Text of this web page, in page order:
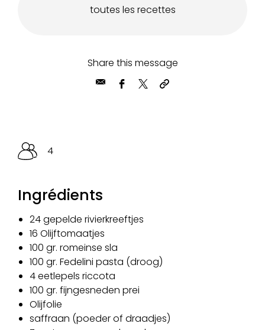
toutes les recettes
Share this message
4
Ingrédients
24 gepelde rivierkreeftjes
16 Olijftomaatjes
100 gr. romeinse sla
100 gr. Fedelini pasta (droog)
4 eetlepels riccota
100 gr. fijngesneden prei
Olijfolie
saffraan (poeder of draadjes)